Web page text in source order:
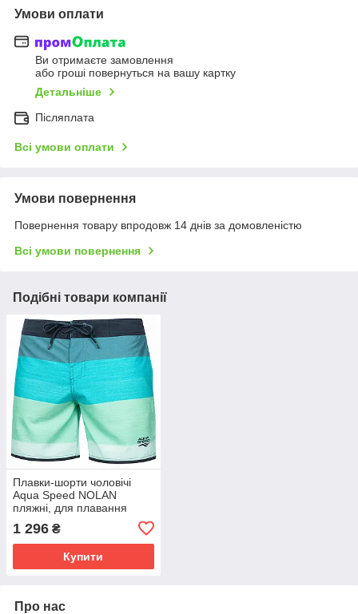
Умови оплати
Ви отримаєте замовлення
або гроші повернуться на вашу картку
Детальніше
Післяплата
Всі умови оплати
Умови повернення
Повернення товару впродовж 14 днів за домовленістю
Всі умови повернення
Подібні товари компанії
Плавки-шорти чоловічі
Aqua Speed NOLAN
пляжні, для плавання
м'ятний XL обхват талії
92-98 см. (302-32-XL)
1 296 ₴
Купити
Про нас